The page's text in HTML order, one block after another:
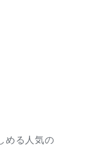
める人気の